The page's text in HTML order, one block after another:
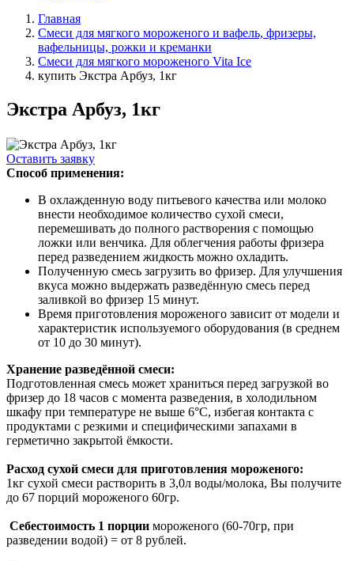
Главная
Смеси для мягкого мороженого и вафель, фризеры,
вафельницы, рожки и креманки
Смеси для мягкого мороженого Vita Ice
купить Экстра Арбуз, 1кг
Экстра Арбуз, 1кг
Оставить заявку
Способ применения:
В охлажденную воду питьевого качества или молоко
внести необходимое количество сухой смеси,
перемешивать до полного растворения с помощью
ложки или венчика. Для облегчения работы фризера
перед разведением жидкость можно охладить.
Полученную смесь загрузить во фризер. Для улучшения
вкуса можно выдержать разведённую смесь перед
заливкой во фризер 15 минут.
Время приготовления мороженого зависит от модели и
характеристик используемого оборудования (в среднем
от 10 до 30 минут).
Хранение разведённой смеси:
Подготовленная смесь может храниться перед загрузкой во
фризер до 18 часов с момента разведения, в холодильном
шкафу при температуре не выше 6°С, избегая контакта с
продуктами с резкими и специфическими запахами в
герметично закрытой ёмкости.
Расход сухой смеси для приготовления мороженого:
1кг сухой смеси растворить в 3,0л воды/молока, Вы получите
до 67 порций мороженого 60гр.
Себестоимость 1 порции мороженого (60-70гр, при
разведении водой) = от 8 рублей.